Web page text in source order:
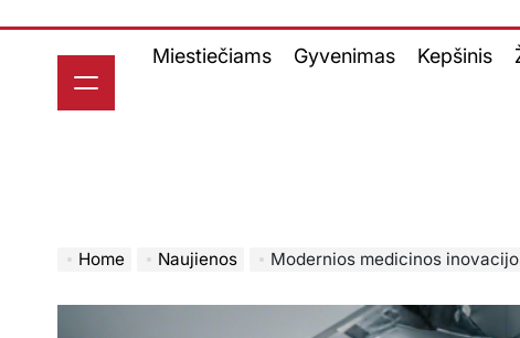
Miestiečiams Gyvenimas Kepšinis
Home Naujienos Modernios medicinos inovacijos Kaune